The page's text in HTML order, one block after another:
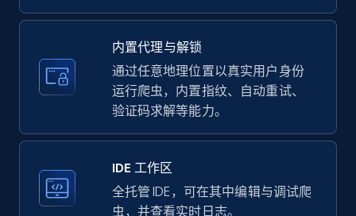
upc numbers
price, Currency, Availability, Reviews count, and
more.
5.7K+
LinkedIn company information
内置代理与解锁
通过任意地理位置以真实用户身份
运行爬虫，内置指纹、自动重试、
验证码求解等能力。
IDE 工作区
全托管 IDE，可在其中编辑与调试爬
虫，并查看实时日志。